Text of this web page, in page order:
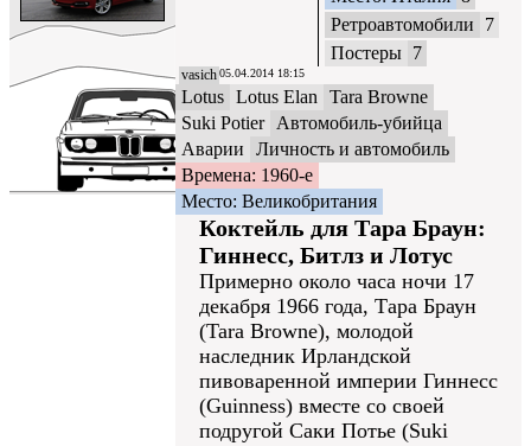
Ретроавтомобили
7
Постеры 7
vasich05.04.2014 18:15
Lotus Lotus Elan
Tara Browne
Suki Potier
Автомобиль-убийца
Аварии
Личность и автомобиль
Времена: 1960-е
Место: Великобритания
Коктейль для Тара Браун:
Гиннесс, Битлз и Лотус
Примерно около часа ночи 17
декабря 1966 года, Тара Браун
(Tara Browne), молодой
наследник Ирландской
пивоваренной империи Гиннесс
(Guinness) вместе со своей
подругой Саки Потье (Suki